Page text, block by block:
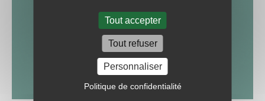
Tout accepter
Tout refuser
Personnaliser
Politique de confidentialité